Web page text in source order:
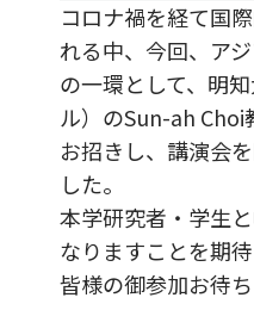
コロナ禍を経て国
れる中、今回、ア
の一環として、明
ル）のSun-ah Choi
お招きし、講演会
した。
本学研究者・学生
なりますことを期待
皆様の御参加お待ち